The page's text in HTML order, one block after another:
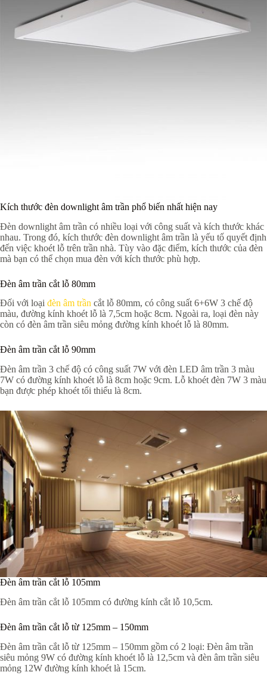
Kích thước đèn downlight âm trần phổ biến nhất hiện nay
Đèn downlight âm trần có nhiều loại với công suất và kích thước khác
nhau. Trong đó, kích thước đèn downlight âm trần là yếu tố quyết định
đến việc khoét lỗ trên trần nhà. Tùy vào đặc điểm, kích thước của đèn
mà bạn có thể chọn mua đèn với kích thước phù hợp.
Đèn âm trần cắt lỗ 80mm
Đối với loại đèn âm trần cắt lỗ 80mm, có công suất 6+6W 3 chế độ
màu, đường kính khoét lỗ là 7,5cm hoặc 8cm. Ngoài ra, loại đèn này
còn có đèn âm trần siêu mỏng đường kính khoét lỗ là 80mm.
Đèn âm trần cắt lỗ 90mm
Đèn âm trần 3 chế độ có công suất 7W với đèn LED âm trần 3 màu
7W có đường kính khoét lỗ là 8cm hoặc 9cm. Lỗ khoét đèn 7W 3 màu
bạn được phép khoét tối thiểu là 8cm.
Đèn âm trần cắt lỗ 105mm
Đèn âm trần cắt lỗ 105mm có đường kính cắt lỗ 10,5cm.
Đèn âm trần cắt lỗ từ 125mm – 150mm
Đèn âm trần cắt lỗ từ 125mm – 150mm gồm có 2 loại: Đèn âm trần
siêu mỏng 9W có đường kính khoét lỗ là 12,5cm và đèn âm trần siêu
mỏng 12W đường kính khoét là 15cm.